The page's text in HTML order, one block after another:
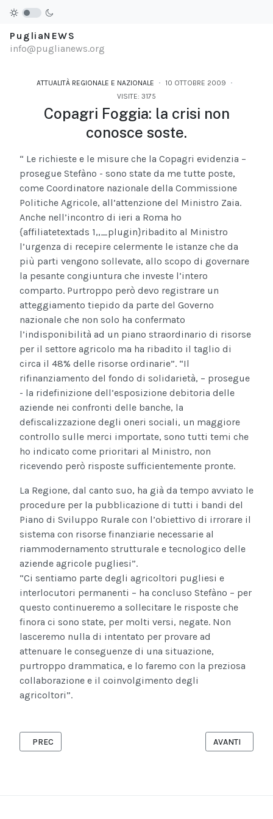
PugliaNEWS
info@puglianews.org
ATTUALITÀ REGIONALE E NAZIONALE
10 OTTOBRE 2009
VISITE: 3175
Copagri Foggia: la crisi non
conosce soste.
“ Le richieste e le misure che la Copagri evidenzia –
prosegue Stefàno - sono state da me tutte poste,
come Coordinatore nazionale della Commissione
Politiche Agricole, all’attenzione del Ministro Zaia.
Anche nell’incontro di ieri a Roma ho
{affiliatetextads 1,,_plugin}ribadito al Ministro
l’urgenza di recepire celermente le istanze che da
più parti vengono sollevate, allo scopo di governare
la pesante congiuntura che investe l’intero
comparto. Purtroppo però devo registrare un
atteggiamento tiepido da parte del Governo
nazionale che non solo ha confermato
l’indisponibilità ad un piano straordinario di risorse
per il settore agricolo ma ha ribadito il taglio di
circa il 48% delle risorse ordinarie”. “Il
rifinanziamento del fondo di solidarietà, – prosegue
- la ridefinizione dell’esposizione debitoria delle
aziende nei confronti delle banche, la
defiscalizzazione degli oneri sociali, un maggiore
controllo sulle merci importate, sono tutti temi che
ho indicato come prioritari al Ministro, non
ricevendo però risposte sufficientemente pronte.
La Regione, dal canto suo, ha già da tempo avviato le
procedure per la pubblicazione di tutti i bandi del
Piano di Sviluppo Rurale con l’obiettivo di irrorare il
sistema con risorse finanziarie necessarie al
riammodernamento strutturale e tecnologico delle
aziende agricole pugliesi”.
“Ci sentiamo parte degli agricoltori pugliesi e
interlocutori permanenti – ha concluso Stefàno – per
questo continueremo a sollecitare le risposte che
finora ci sono state, per molti versi, negate. Non
lasceremo nulla di intentato per provare ad
attenuare le conseguenze di una situazione,
purtroppo drammatica, e lo faremo con la preziosa
collaborazione e il coinvolgimento degli
agricoltori”.
ARTICOLO PRECEDENTE: GLI HACKER ATTACCANO IL SITO
PREC ARTICOLO
AVANTI